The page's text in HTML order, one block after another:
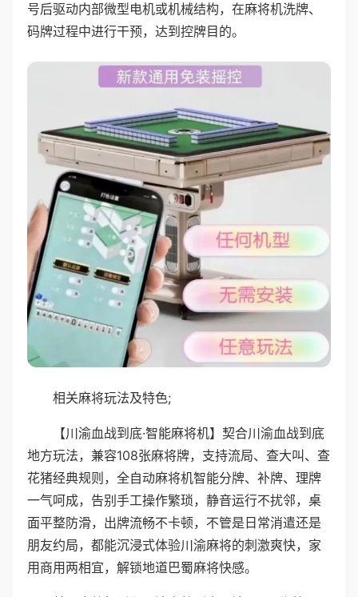
号后驱动内部微型电机或机械结构，在麻将机洗牌、
码牌过程中进行干预，达到控牌目的。
相关麻将玩法及特色;
【川渝血战到底·智能麻将机】契合川渝血战到底
地方玩法，兼容108张麻将牌，支持流局、查大叫、查
花猪经典规则，全自动麻将机智能分牌、补牌、理牌
一气呵成，告别手工操作繁琐，静音运行不扰邻，桌
面平整防滑，出牌流畅不卡顿，不管是日常消遣还是
朋友约局，都能沉浸式体验川渝麻将的刺激爽快，家
用商用两相宜，解锁地道巴蜀麻将快感。